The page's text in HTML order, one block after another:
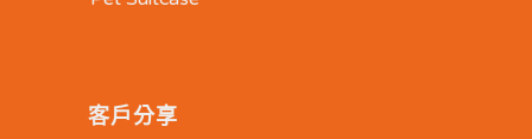
客戶分享